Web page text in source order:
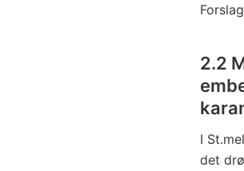
2.2
I
det